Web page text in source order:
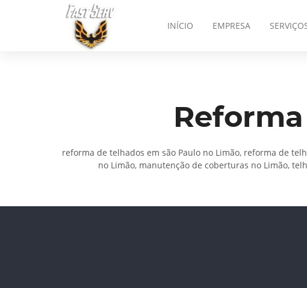
INÍCIO EMPRESA
reforma de telhados em são Paulo no Limão, reforma de
no Limão, manutenção de coberturas no Limão,